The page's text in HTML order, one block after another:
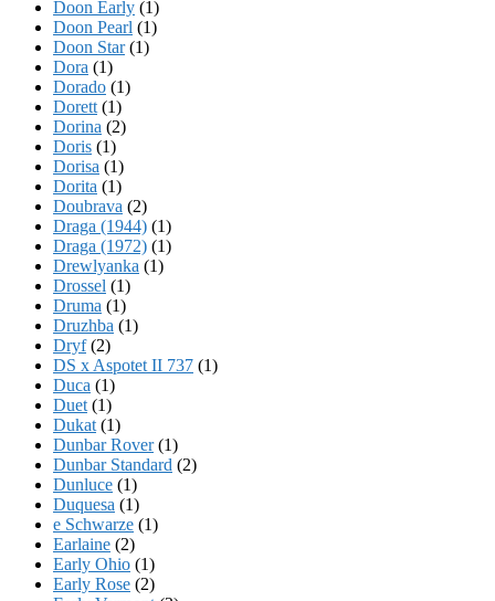
Doon Early (1)
Doon Pearl (1)
Doon Star(1)
Dora (1)
Dorado (1)
Dorett (1)
Dorina (2)
Doris (1)
Dorisa (1)
Dorita (1)
Doubrava (2)
Draga (1944) (1)
Draga (1972) (1)
Drewlyanka (1)
Drossel (1)
Druma (1)
Druzhba (1)
Dryf(2)
DS x Aspotet II 737 (1)
Duca (1)
Duet (1)
Dukat (1)
Dunbar Rover(1)
Dunbar Standard (2)
Dunluce (1)
Duquesa (1)
e Schwarze (1)
Earlaine (2)
Early Ohio (1)
Early Rose (2)